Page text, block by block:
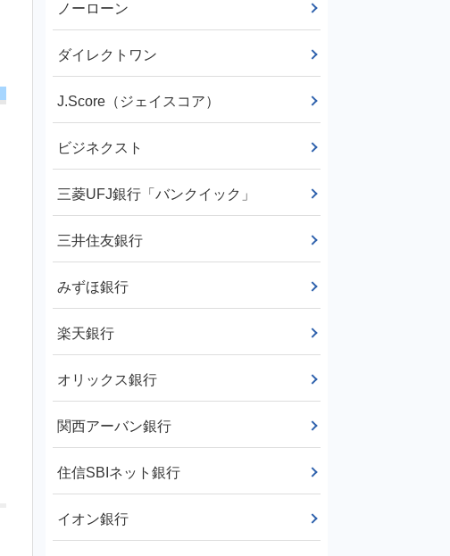
ノーローン
ダイレクトワン
J.Score（ジェイスコア）
ビジネクスト
三菱UFJ銀行「バンクイック」
三井住友銀行
みずほ銀行
楽天銀行
オリックス銀行
関西アーバン銀行
住信SBIネット銀行
イオン銀行